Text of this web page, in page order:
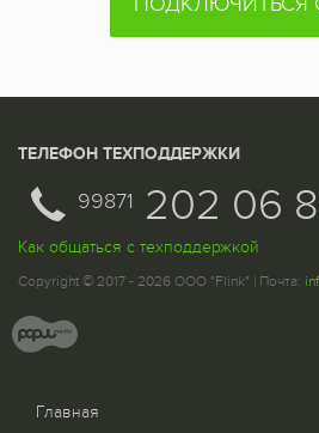
ТЕЛЕФОН ТЕХПОДДЕРЖКИ
99871 202 06
Как общаться с техподдержкой
Copyright © 2017 - 2026 ООО "Flink" | Почта:
Главная